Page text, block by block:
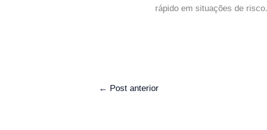
rápido em situações de risco.
← Post anterior